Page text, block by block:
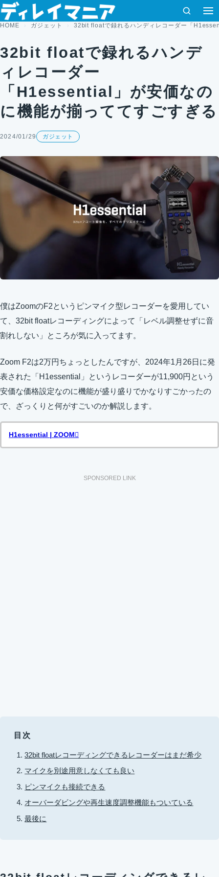
コンテンツへスキップ
検索
HOME ガジェット 32bit floatで録れるハンディレコーダー「
32bit floatで録れるハンデ
ィレコーダー
「H1essential」が安価なの
に機能が揃っててすごすぎる
2024/01/29 ガジェット
僕はZoomのF2というピンマイク型レコーダーを愛用してい
て、32bit floatレコーディングによって「レベル調整せずに音
割れしない」ところが気に入ってます。
Zoom F2は2万円ちょっとしたんですが、2024年1月26日に発
表された「H1essential」というレコーダーが11,900円という
安価な価格設定なのに機能が盛り盛りでかなりすごかったの
で、ざっくりと何がすごいのか解説します。
H1essential | ZOOM
SPONSORED LINK
目次
32bit floatレコーディングできるレコーダーはまだ希少
マイクを別途用意しなくても良い
ピンマイクも接続できる
オーバーダビングや再生速度調整機能もついている
最後に